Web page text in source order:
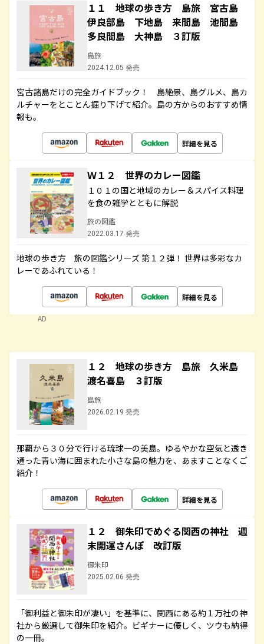
１１ 地球の歩き方 島旅 宮古島
伊良部島 下地島 来間島 池間島
多良間島 大神島 ３訂版
島旅
2024.12.05 発売
宮古諸島だけの完全ガイドブック！ 島絶景、島グルメ、島カ
ルチャーをとことん掘り下げて紹介。島の方からのおすすめ情
報も。
詳細を見る
Ｗ１２ 世界のカレー図鑑
１０１の国と地域のカレー＆スパイス料理
を食の雑学とともに解説
旅の図鑑
2022.03.17 発売
地球の歩き方 旅の図鑑シリーズ 第１２弾！ 世界は多彩なカ
レーであふれている！
詳細を見る
AD
１２ 地球の歩き方 島旅 久米島
渡名喜島 ３訂版
島旅
2026.02.19 発売
那覇から３０分で行ける琉球一の美島。ゆるやかな空気と透き
通った青い海に囲まれた小さな島の魅力を、あますことなくご
紹介！
詳細を見る
１２ 御朱印でめぐる関西の神社 週
末開運さんぽ 改訂版
御朱印
2025.02.06 発売
「御利益と御朱印が凄い」を基準に、関西にある約１万社の神
社から厳選して御朱印を紹介。ビギナーに優しく、ツウも納得
の一冊。